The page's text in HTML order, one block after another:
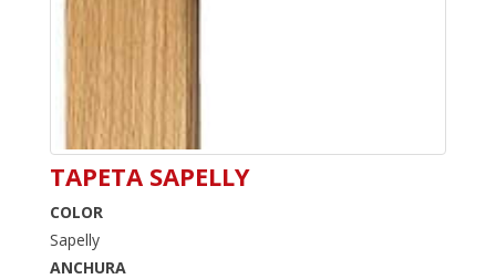
TAPETA SAPELLY
COLOR
Sapelly
ANCHURA